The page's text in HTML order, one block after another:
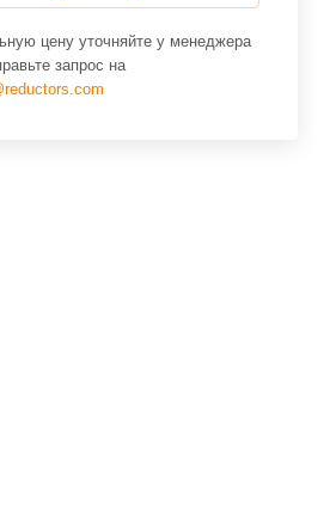
цену уточняйте у менеджера
запрос на